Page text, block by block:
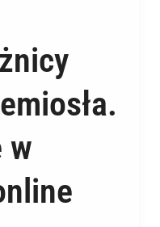
w